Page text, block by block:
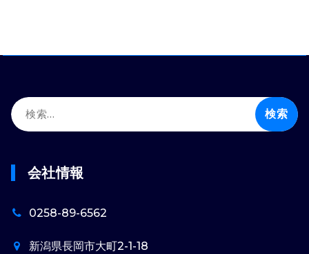
検
索:
会社情報
0258-89-6562
新潟県長岡市大町2-1-18